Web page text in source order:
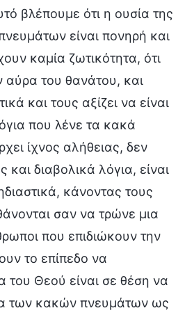
βλέπουμε ότι η ουσία της
είναι πονηρή και
καμία ζωτικότητα, ότι
αύρα του θανάτου, και
και τους αξίζει να είναι
που λένε τα κακά
ίχνος αλήθειας, δεν
και διαβολικά λόγια, είναι
κάνοντας τους
σαν να τρώνε μια
που επιδιώκουν την
το επίπεδο να
του Θεού είναι σε θέση να
των κακών πνευμάτων ως